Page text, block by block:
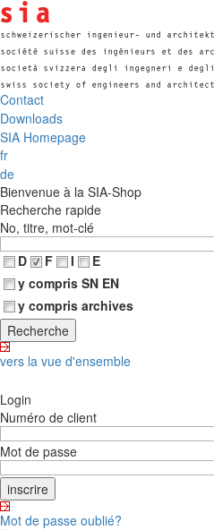
Contact
Downloads
SIA Homepage
fr
de
Bienvenue à la SIA-Shop
Recherche rapide
No, titre, mot-clé
D
F I
E
y compris SN EN
y compris archives
vers la vue d'ensemble
Login
Numéro de client
Mot de passe
Mot de passe oublié?